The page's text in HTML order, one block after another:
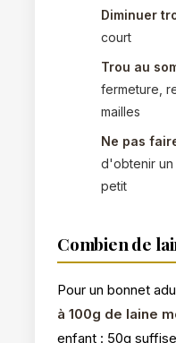
Diminuer
court
Trou au
fermeture,
mailles
Ne pas
d'obtenir
petit
Combien de
Pour un bonnet
à 100g de laine
enfant : 50g